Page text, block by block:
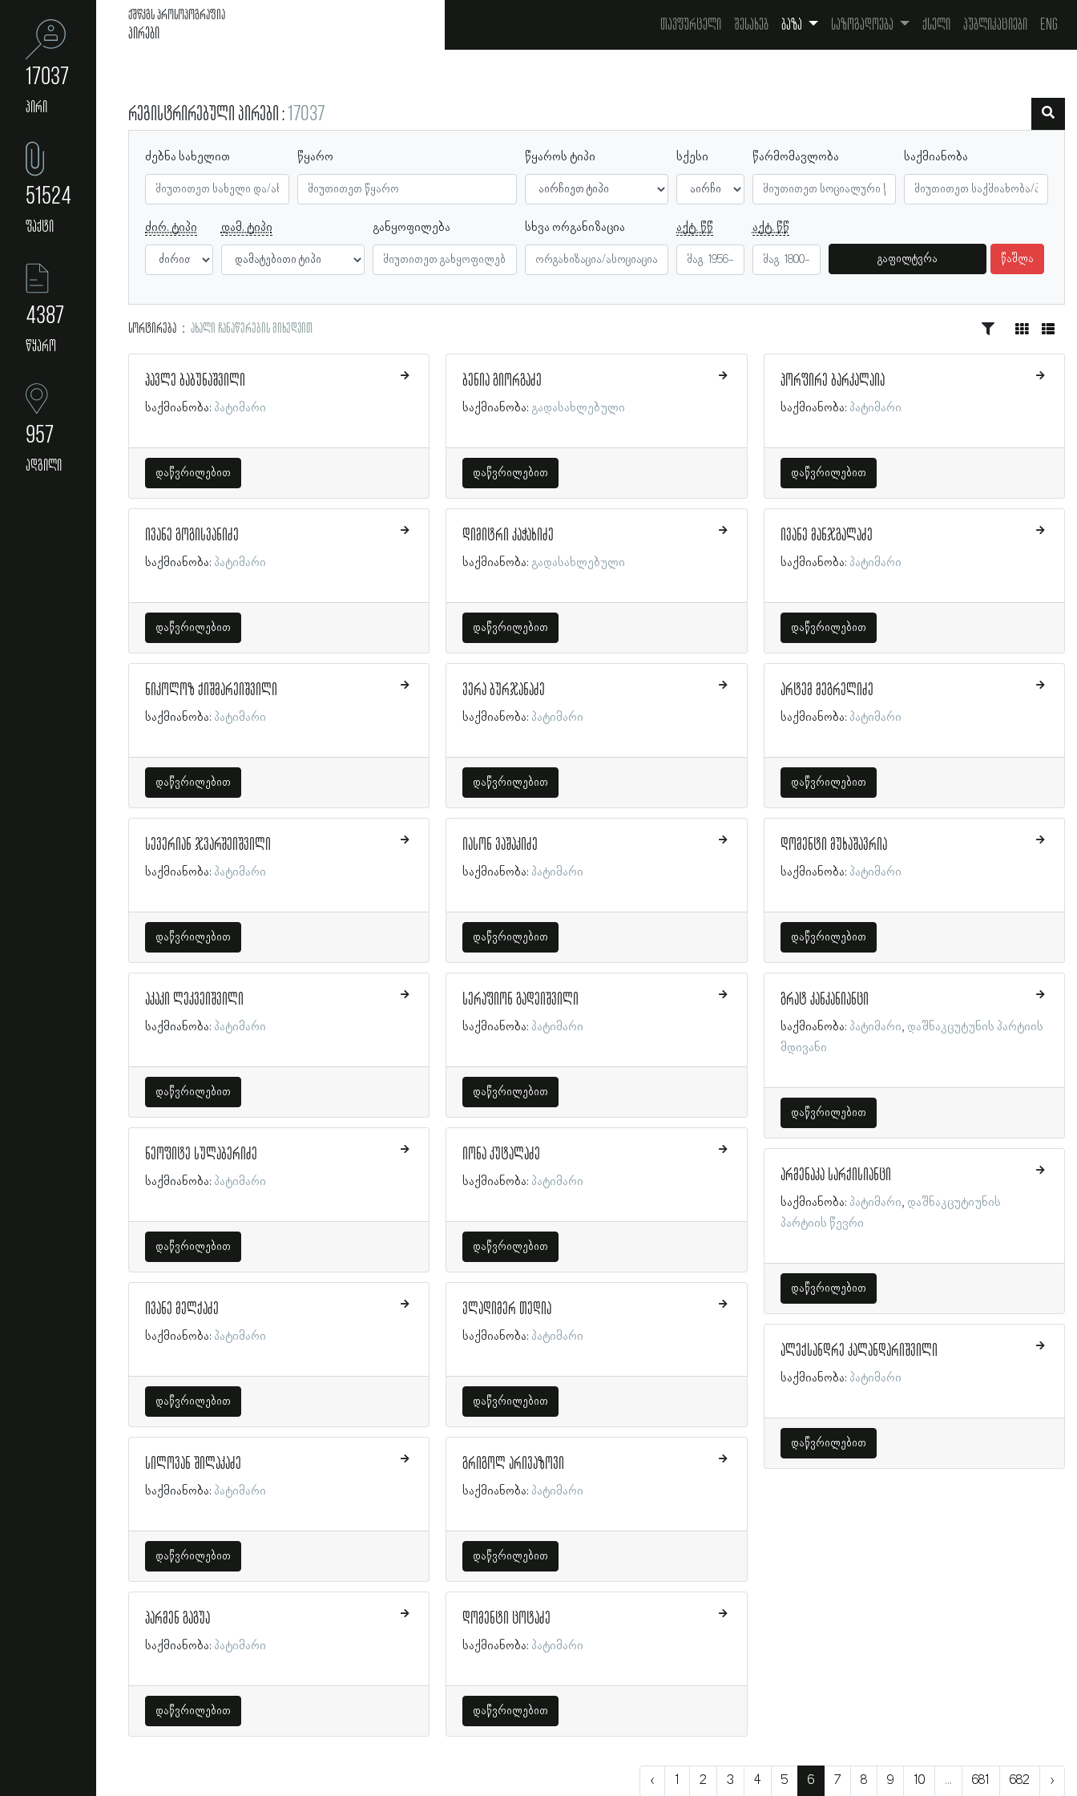
17037
პირი
51524
ფაქტი
4387
წყარო
957
ადგილი
ქშწკგს პროსოპოგრაფია
პირები თავფურცელი შესახებ ბაზა საზოგადოება ქსელი პუბლიკაციები Eng
რეგისტრირებული პირები 17037
ძებნა სახელით წყარო წყაროს ტიპი სქესი წარმომავლობა საქმიანობა
ძირ. ტიპი დამ. ტიპი განყოფილება სხვა ორგანიზაცია აქტ. წწ აქტ. წწ
გაფილტვრა წაშლა
სორტირება ახალი ჩანაწერების მიხედვით
პავლე ბაბუნაშვილი
საქმიანობა: პატიმარი
დაწვრილებით
ივანე გოგისვანიძე
საქმიანობა: პატიმარი
დაწვრილებით
ნიკოლოზ ქიშმარეიშვილი
საქმიანობა: პატიმარი
დაწვრილებით
სევერიან ჯვარშეიშვილი
საქმიანობა: პატიმარი
დაწვრილებით
აკაკი ლეკვეიშვილი
საქმიანობა: პატიმარი
დაწვრილებით
ნეოფიტე სულაბერიძე
საქმიანობა: პატიმარი
დაწვრილებით
ივანე მელქაძე
საქმიანობა: პატიმარი
დაწვრილებით
სილოვან შილაკაძე
საქმიანობა: პატიმარი
დაწვრილებით
პარმენ გაგუა
საქმიანობა: პატიმარი
დაწვრილებით
ბენია გიორგაძე
საქმიანობა: გადასახლებული
დაწვრილებით
დიმიტრი კაჭახიძე
საქმიანობა: გადასახლებული
დაწვრილებით
ვერა ბურჯანაძე
საქმიანობა: პატიმარი
დაწვრილებით
იასონ ვაშაკიძე
საქმიანობა: პატიმარი
დაწვრილებით
სერაფიონ გადეიშვილი
საქმიანობა: პატიმარი
დაწვრილებით
იონა კუტალაძე
საქმიანობა: პატიმარი
დაწვრილებით
ვლადიმერ თედია
საქმიანობა: პატიმარი
დაწვრილებით
გრიგოლ არივაზოვი
საქმიანობა: პატიმარი
დაწვრილებით
დომენტი ცოტაძე
საქმიანობა: პატიმარი
დაწვრილებით
პორფირე ბარკალაია
საქმიანობა: პატიმარი
დაწვრილებით
ივანე მანჯგალაძე
საქმიანობა: პატიმარი
დაწვრილებით
არტემ მეგრელიძე
საქმიანობა: პატიმარი
დაწვრილებით
დომენტი მუხაშავრია
საქმიანობა: პატიმარი
დაწვრილებით
გრატ კანკანიანცი
საქმიანობა: პატიმარი დაშნაკცუტუნის პარტიის
მდივანი
დაწვრილებით
არმენაკა სარქისიანცი
საქმიანობა: პატიმარი დაშნაკცუტიუნის
პარტიის წევრი
დაწვრილებით
ალექსანდრე კალანდარიშვილი
საქმიანობა: პატიმარი
დაწვრილებით
‹ 1 2 3 4 5 6 7 8 9 10 ... 681 682 ›